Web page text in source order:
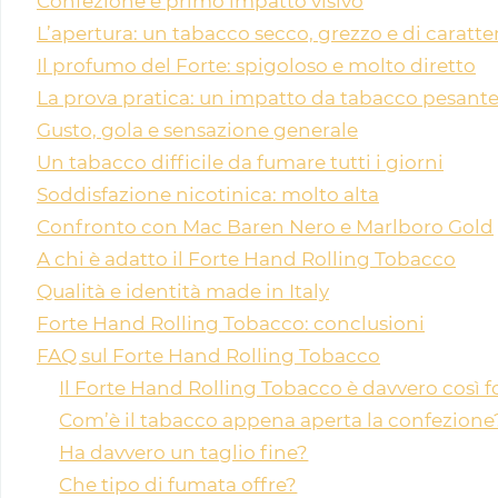
L’apertura: un tabacco secco, grezzo e di
Il profumo del Forte: spigoloso e molto diretto
La prova pratica: un impatto da tabacco pesante
Gusto, gola e sensazione generale
Un tabacco difficile da fumare tutti i giorni
Soddisfazione nicotinica: molto alta
Confronto con Mac Baren Nero e Marlboro Gold
A chi è adatto il Forte Hand Rolling Tobacco
Qualità e identità made in Italy
Forte Hand Rolling Tobacco: conclusioni
FAQ sul Forte Hand Rolling Tobacco
Il Forte Hand Rolling Tobacco è davvero così
Com’è il tabacco appena aperta la
Ha davvero un taglio fine?
Che tipo di fumata offre?